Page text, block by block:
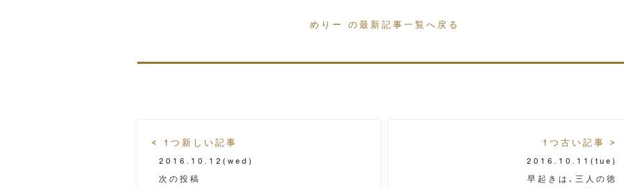
めりー の最新記事一覧へ戻る
< 1つ新しい記事
2016.10.12 (wed)
次の投稿
1つ古い記事 >
2016.10.11 (tue)
早起きは､三人の徳